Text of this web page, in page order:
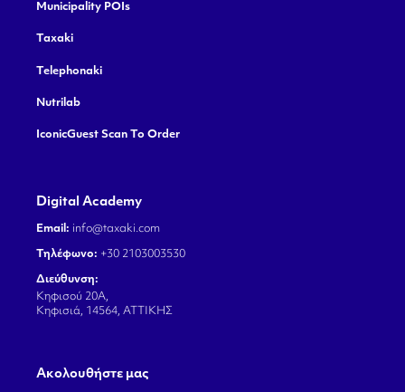
Municipality POIs
Taxaki
Telephonaki
Nutrilab
IconicGuest Scan To Order
Digital Academy
Email: info@taxaki.com
Τηλέφωνο: +30 2103003530
Διεύθυνση:
Κηφισού 20Α,
Κηφισιά, 14564, ΑΤΤΙΚΗΣ
Aκολουθήστε μας